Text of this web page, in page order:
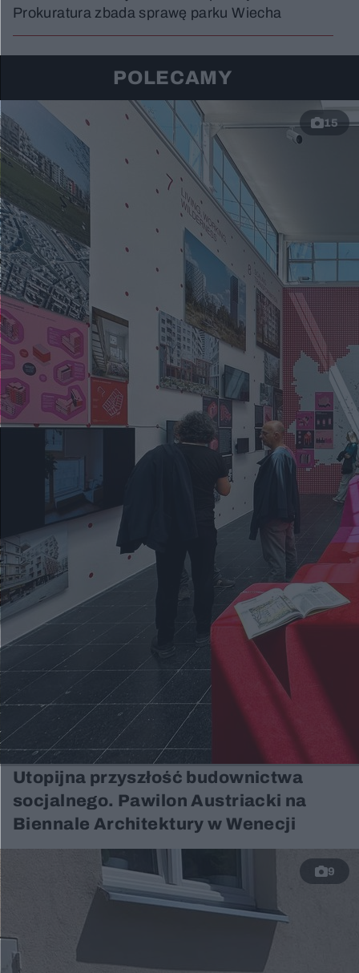
Prokuratura zbada sprawę parku Wiecha
POLECAMY
15
Utopijna przyszłość budownictwa
socjalnego. Pawilon Austriacki na
Biennale Architektury w Wenecji
9